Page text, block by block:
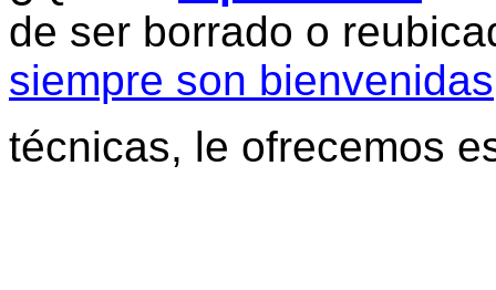
de ser borrado o
siempre son bienvenidas
técnicas, le ofrecemos